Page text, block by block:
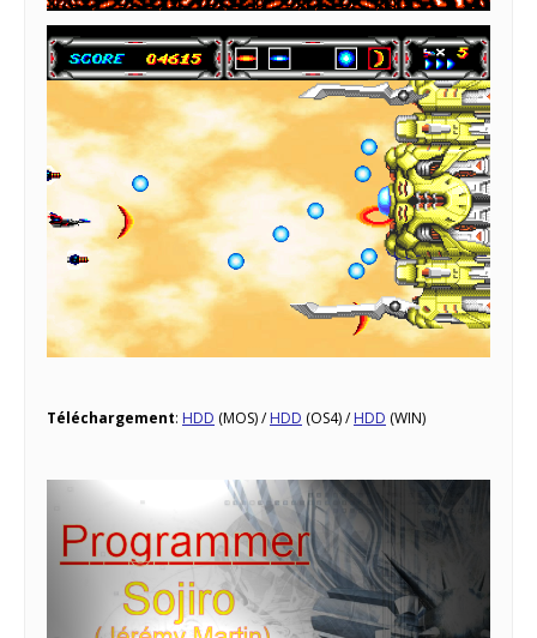
Téléchargement: HDD (MOS) /HDD (OS4) /HDD (WIN)